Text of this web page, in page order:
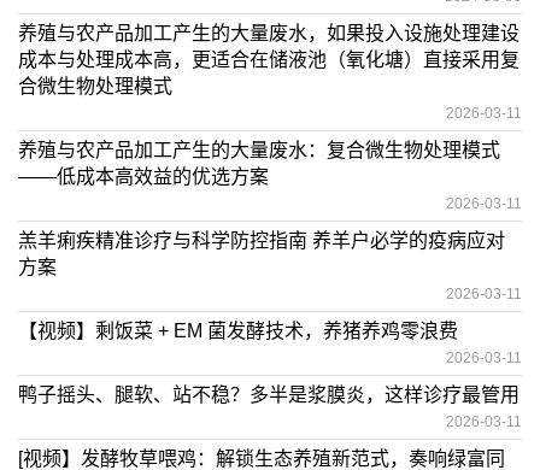
养殖与农产品加工产生的大量废水，如果投入设施处理建设
成本与处理成本高，更适合在储液池（氧化塘）直接采用复
合微生物处理模式
2026-03-11
养殖与农产品加工产生的大量废水：复合微生物处理模式
——低成本高效益的优选方案
2026-03-11
羔羊痢疾精准诊疗与科学防控指南 养羊户必学的疫病应对
方案
2026-03-11
【视频】剩饭菜 + EM 菌发酵技术，养猪养鸡零浪费
2026-03-11
鸭子摇头、腿软、站不稳？多半是浆膜炎，这样诊疗最管用
2026-03-11
[视频】发酵牧草喂鸡：解锁生态养殖新范式，奏响绿富同